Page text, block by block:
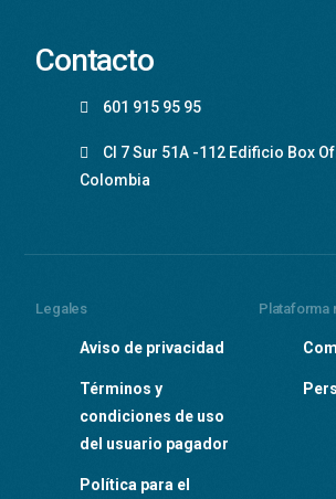
Contacto
601 915 95 95
Cl 7 Sur 51A -112 Edificio Box
Colombia
Legales
Aviso de privacidad
Términos y
condiciones de uso
del usuario pagador
Política para el
Plataforma